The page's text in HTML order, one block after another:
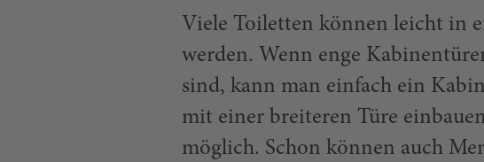
Viele Toiletten können leicht in
werden. Wenn enge
sind, kann man einfach ein
mit einer breiteren Türe
möglich. Schon können auch